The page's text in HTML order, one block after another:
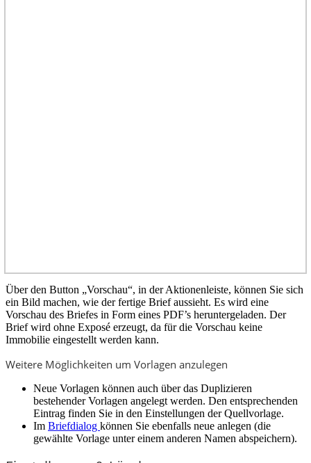
Über den Button „Vorschau“, in der Aktionenleiste, können Sie sich
ein Bild machen, wie der fertige Brief aussieht. Es wird eine
Vorschau des Briefes in Form eines PDF’s heruntergeladen. Der
Brief wird ohne Exposé erzeugt, da für die Vorschau keine
Immobilie eingestellt werden kann.
Weitere Möglichkeiten um Vorlagen anzulegen
Neue Vorlagen können auch über das Duplizieren
bestehender Vorlagen angelegt werden. Den entsprechenden
Eintrag finden Sie in den Einstellungen der Quellvorlage.
Im Briefdialog können Sie ebenfalls neue anlegen (die
gewählte Vorlage unter einem anderen Namen abspeichern).